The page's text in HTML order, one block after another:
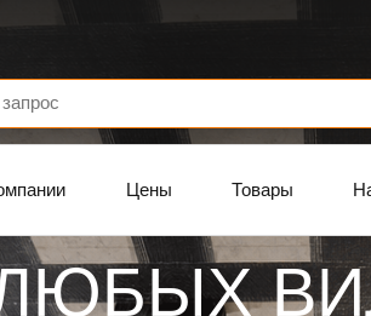
Цены Товары